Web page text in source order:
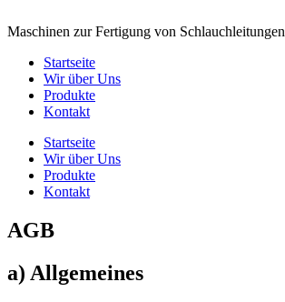
Maschinen zur Fertigung von Schlauchleitungen
Startseite
Wir über Uns
Produkte
Kontakt
Startseite
Wir über Uns
Produkte
Kontakt
AGB
a) Allgemeines